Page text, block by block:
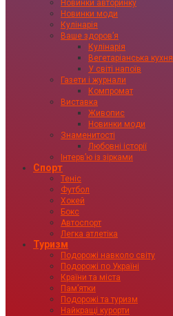
Новинки авторинку
Новинки моди
Кулінарія
Ваше здоровʼя
Кулінарія
Вегетаріанська кухня
У світі напоїв
Газети і журнали
Компромат
Виставка
Живопис
Новинки моди
Знаменитості
Любовні історії
Інтервʼю із зірками
Спорт
Теніс
Футбол
Хокей
Бокс
Автоспорт
Легка атлетіка
Туризм
Подорожі навколо світу
Подорожі по Україні
Країни та міста
Пам’ятки
Подорожі та туризм
Найкращі курорти